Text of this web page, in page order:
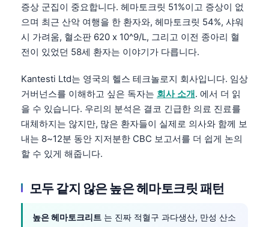
증상 군집이 중요합니다. 헤마토크릿 51%이고 증상이 없
으며 최근 산악 여행을 한 환자와, 헤마토크릿 54%, 샤워
시 가려움, 혈소판 620 x 10^9/L, 그리고 이전 종아리 혈
전이 있었던 58세 환자는 이야기가 다릅니다.
Kantesti Ltd는 영국의 헬스 테크놀로지 회사입니다. 임상
거버넌스를 이해하고 싶은 독자는 회사 소개. 에서 더 읽
을 수 있습니다. 우리의 분석은 결코 긴급한 의료 진료를
대체하지는 않지만, 많은 환자들이 실제로 의사와 함께 보
내는 8~12분 동안 지저분한 CBC 보고서를 더 쉽게 논의
할 수 있게 해줍니다.
모두 같지 않은 높은 헤마토크릿 패턴
높은 헤마토크리트 는 진짜 적혈구 과다생산, 만성 산소